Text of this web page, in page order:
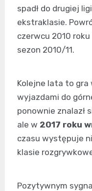
spadł do drugiej
ekstraklasie.
czerwcu 2010
sezon 2010/11.
Kolejne lata to gra
wyjazdami do
ponownie znalazł
ale w 2017 roku
czasu występuje
klasie
Pozytywnym